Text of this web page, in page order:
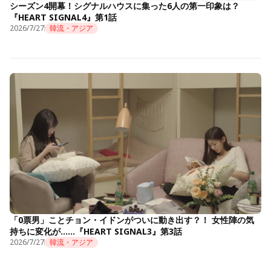
シーズン4開幕！シグナルハウスに集った6人の第一印象は？
『HEART SIGNAL4』第1話
2026/7/27 韓流・アジア
「0票男」ことチョン・イドンがついに動き出す？！ 女性陣の気
持ちに変化が……『HEART SIGNAL3』第3話
2026/7/27 韓流・アジア